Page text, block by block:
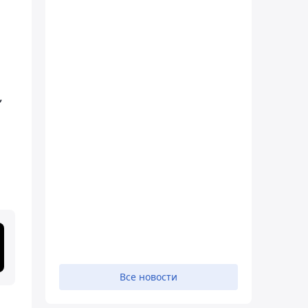
Все новости